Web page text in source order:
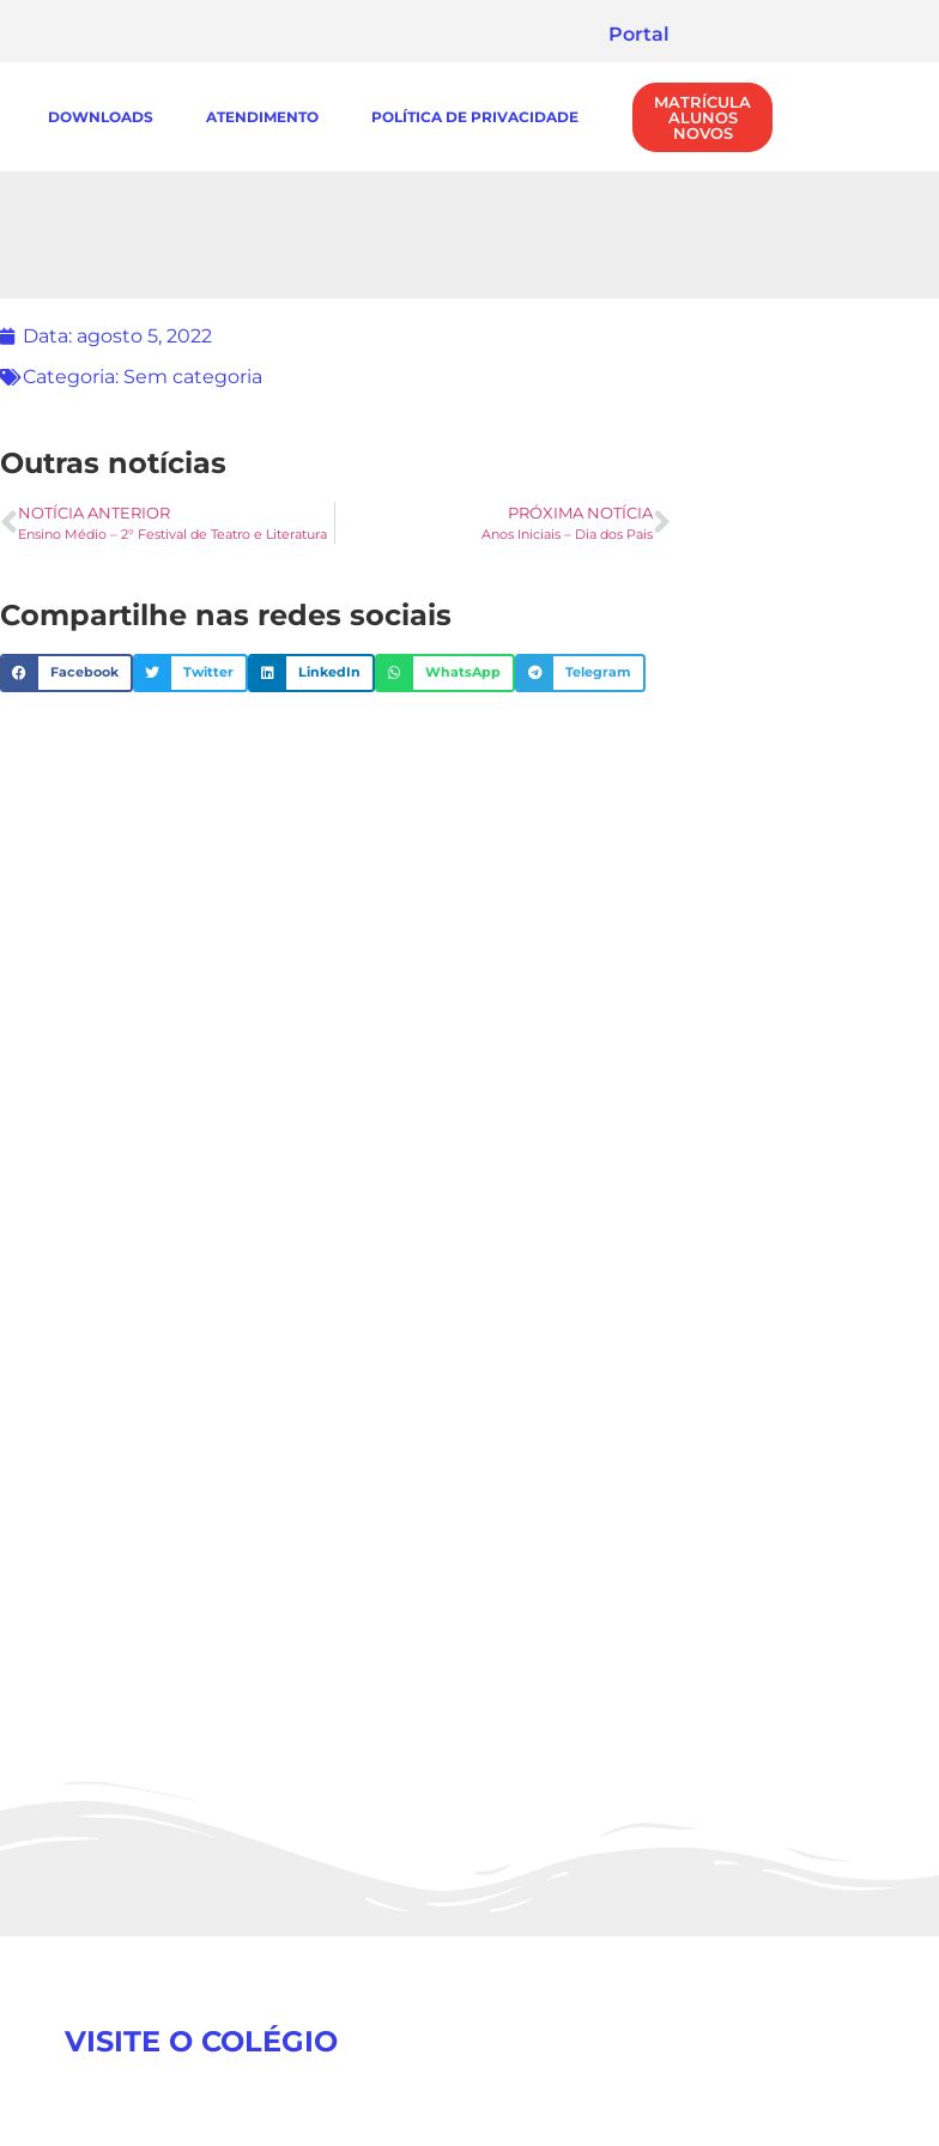
Portal
DOWNLOADS ATENDIMENTO POLÍTICA DE PRIVACIDADE
MATRÍCULA
ALUNOS
NOVOS
Data: agosto 5, 2022
Categoria: Sem categoria
Outras notícias
NOTÍCIA ANTERIOR
Ensino Médio – 2° Festival de Teatro e Literatura
PRÓXIMA NOTÍCIA
Anos Iniciais – Dia dos Pais
Compartilhe nas redes sociais
Facebook Twitter LinkedIn WhatsApp Telegram
VISITE O COLÉGIO